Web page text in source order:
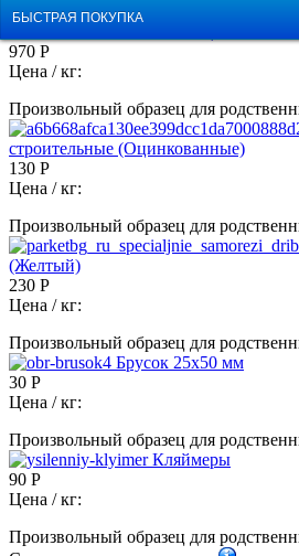
Сопутствующие товары
Утеплитель (Rocwool
970 Р
Цена / кг:
Произвольный образец для
строительные (Оцинкованные)
130 Р
Цена / кг:
Произвольный образец для
(Желтый)
230 Р
Цена / кг:
Произвольный образец для
Брусок 25х50 мм
30 Р
Цена / кг:
Произвольный образец для
Кляймеры
90 Р
Цена / кг:
Произвольный образец для
ОБРАТНЫЙ ЗВОНОК
БЫСТРАЯ ПОКУПКА